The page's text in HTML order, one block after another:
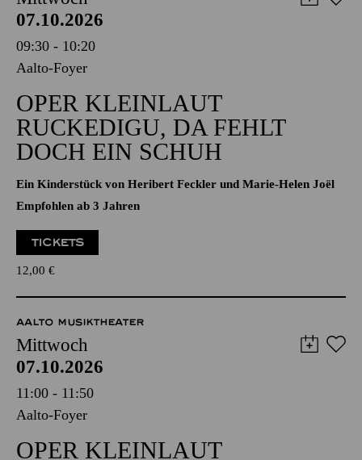
AALTO MUSIKTHEATER
Mittwoch
07.10.2026
09:30 - 10:20
Aalto-Foyer
OPER KLEINLAUT
RUCKEDIGU, DA FEHLT
DOCH EIN SCHUH
Ein Kinderstück von Heribert Feckler und Marie-Helen Joël
Empfohlen ab 3 Jahren
12,00€
AALTO MUSIKTHEATER
Mittwoch
07.10.2026
11:00 - 11:50